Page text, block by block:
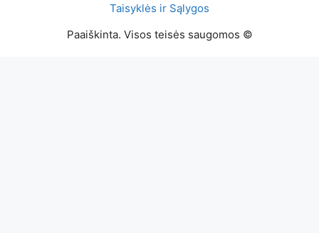
Taisyklės ir Sąlygos
Paaiškinta. Visos teisės saugomos ©